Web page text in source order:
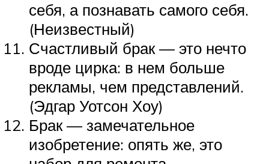
себя, а познавать самого себя.
(Неизвестный)
Счастливый брак — это нечто
вроде цирка: в нем больше
рекламы, чем представлений.
(Эдгар Уотсон Хоу)
Брак — замечательное
изобретение: опять же, это